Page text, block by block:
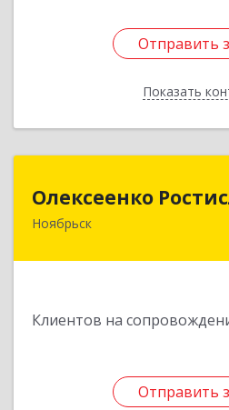
Отправить
Показать
Отправить
Назад
Олексеенко
Ноябрьск
Клиентов на
Отправить
629804, Ямало-
Отправить